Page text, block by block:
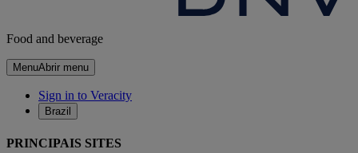
Food and beverage
MenuAbrir menu
Sign in to Veracity
Brazil
PRINCIPAIS SITES